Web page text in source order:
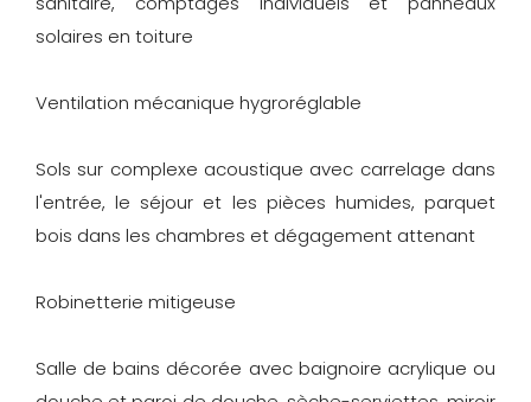
solaires en toiture
Ventilation mécanique hygroréglable
Sols sur complexe acoustique avec carrelage dans
l'entrée, le séjour et les pièces humides, parquet
bois dans les chambres et dégagement attenant
Robinetterie mitigeuse
Salle de bains décorée avec baignoire acrylique ou